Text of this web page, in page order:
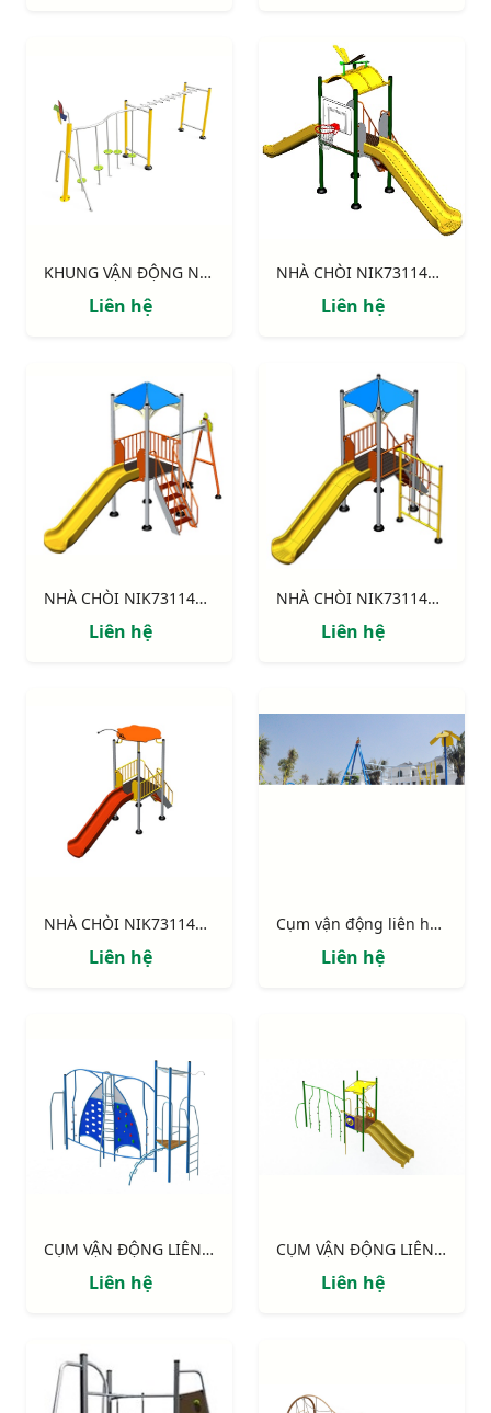
KHUNG VẬN ĐỘNG NIK731003-DT: CHUYỀN DÂY - THANG NGANG
Liên hệ
NHÀ CHÒI NIK731146-4: Thang leo, 2 cầu trượt, bóng rổ
Liên hệ
NHÀ CHÒI NIK731146-3: Thang leo, cầu trượt, xích đu.
Liên hệ
NHÀ CHÒI NIK731146-2: Thang leo, cầu trượt, khung leo.
Liên hệ
NHÀ CHÒI NIK731146-1 : Thang leo, cầu trượt
Liên hệ
Cụm vận động liên hoàn "Ốc đảo"
Liên hệ
CỤM VẬN ĐỘNG LIÊN HOÀN: "TIẾNG SÓNG"
Liên hệ
CỤM VẬN ĐỘNG LIÊN HOÀN: "VƯỜN XUÂN"
Liên hệ